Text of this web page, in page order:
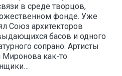
в среде творцов,
фонде. Уже
Союз архитекторов
басов и одного
сопрано. Артисты
Миронова как-то